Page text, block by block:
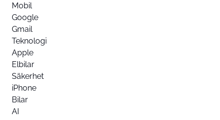
Mobil
Google
Gmail
Teknologi
Apple
Elbilar
Säkerhet
iPhone
Bilar
AI